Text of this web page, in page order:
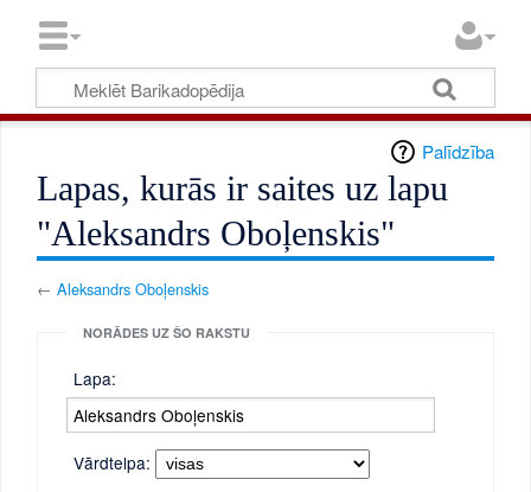
Palīdzība
Lapas, kurās ir saites uz lapu
"Aleksandrs Oboļenskis"
←Aleksandrs Oboļenskis
NORĀDES UZ ŠO RAKSTU
Lapa:
Vārdtelpa: